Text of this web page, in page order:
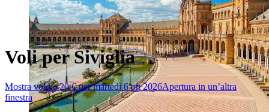
Voli per Siviglia
Mostra volo a 20 € per martedì 6 ott 2026Apertura in un’altra
finestra